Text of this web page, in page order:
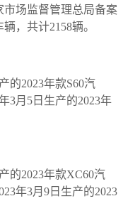
市场监督管理总局备案
，共计2158辆。
的2023年款S60汽
3月5日生产的2023年
的2023年款XC60汽
年3月9日生产的2023